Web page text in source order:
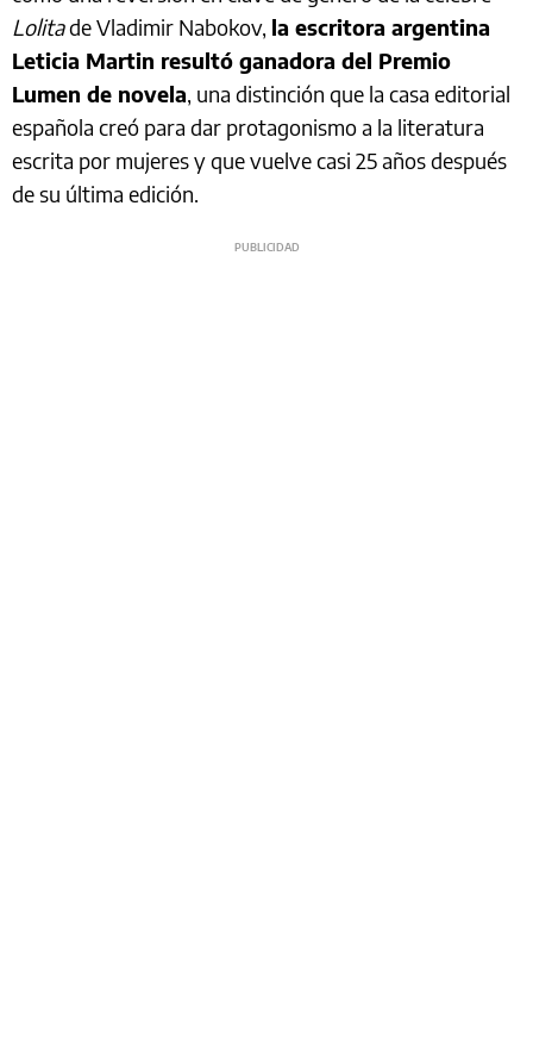
Lolitade Vladimir Nabokov, la escritora argentina
Leticia Martin resultó ganadora del Premio
Lumen de novela, una distinción que la casa editorial
española creó para dar protagonismo a la literatura
escrita por mujeres y que vuelve casi 25 años después
de su última edición.